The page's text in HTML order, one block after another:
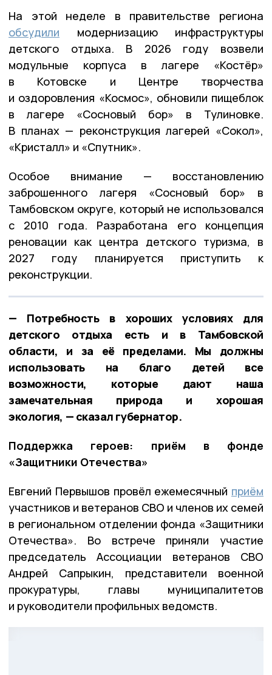
На этой неделе в правительстве региона
обсудили модернизацию инфраструктуры
детского отдыха. В 2026 году возвели
модульные корпуса в лагере «Костёр»
в Котовске и Центре творчества
и оздоровления «Космос», обновили пищеблок
в лагере «Сосновый бор» в Тулиновке.
В планах — реконструкция лагерей «Сокол»,
«Кристалл» и «Спутник».
Особое внимание — восстановлению
заброшенного лагеря «Сосновый бор» в
Тамбовском округе, который не использовался
с 2010 года. Разработана его концепция
реновации как центра детского туризма, в
2027 году планируется приступить к
реконструкции.
— Потребность в хороших условиях для
детского отдыха есть и в Тамбовской
области, и за её пределами. Мы должны
использовать на благо детей все
возможности, которые дают наша
замечательная природа и хорошая
экология, — сказал губернатор.
Поддержка героев: приём в фонде
«Защитники Отечества»
Евгений Первышов провёл ежемесячный приём
участников и ветеранов СВО и членов их семей
в региональном отделении фонда «Защитники
Отечества». Во встрече приняли участие
председатель Ассоциации ветеранов СВО
Андрей Сапрыкин, представители военной
прокуратуры, главы муниципалитетов
и руководители профильных ведомств.